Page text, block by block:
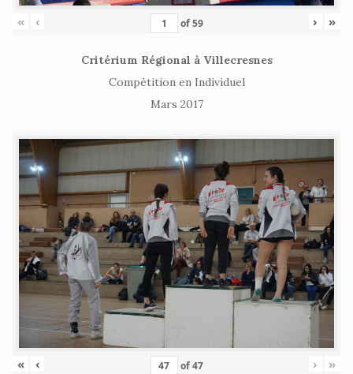
« ‹ of59 › »
Critérium Régional à Villecresnes
Compétition en Individuel
Mars 2017
« ‹ of47 › »